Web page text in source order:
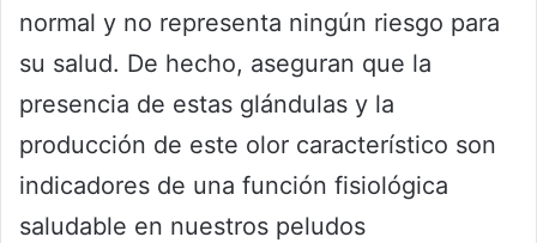
normal y no representa ningún riesgo para
su salud. De hecho, aseguran que la
presencia de estas glándulas y la
producción de este olor característico son
indicadores de una función fisiológica
saludable en nuestros peludos